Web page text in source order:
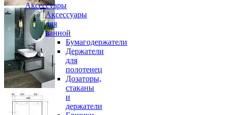
Аксессуары
Аксессуары
для
ванной
Бумагодержатели
Держатели
для
полотенец
Дозаторы,
стаканы
и
держатели